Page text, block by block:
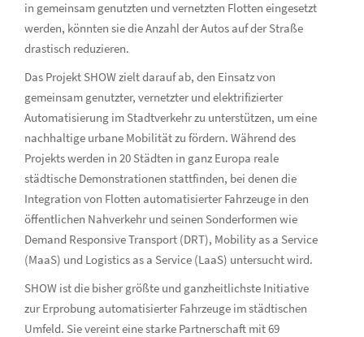
in gemeinsam genutzten und vernetzten Flotten eingesetzt
werden, könnten sie die Anzahl der Autos auf der Straße
drastisch reduzieren.
Das Projekt SHOW zielt darauf ab, den Einsatz von
gemeinsam genutzter, vernetzter und elektrifizierter
Automatisierung im Stadtverkehr zu unterstützen, um eine
nachhaltige urbane Mobilität zu fördern. Während des
Projekts werden in 20 Städten in ganz Europa reale
städtische Demonstrationen stattfinden, bei denen die
Integration von Flotten automatisierter Fahrzeuge in den
öffentlichen Nahverkehr und seinen Sonderformen wie
Demand Responsive Transport (DRT), Mobility as a Service
(MaaS) und Logistics as a Service (LaaS) untersucht wird.
SHOW ist die bisher größte und ganzheitlichste Initiative
zur Erprobung automatisierter Fahrzeuge im städtischen
Umfeld. Sie vereint eine starke Partnerschaft mit 69